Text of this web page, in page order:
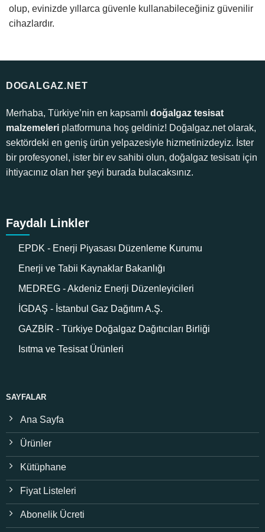
olup, evinizde yıllarca güvenle kullanabileceğiniz güvenilir
cihazlardır.
DOGALGAZ.NET
Merhaba, Türkiye’nin en kapsamlı doğalgaz tesisat
malzemeleriplatformuna hoş geldiniz! Doğalgaz.net olarak,
sektördeki en geniş ürün yelpazesiyle hizmetinizdeyiz. İster
bir profesyonel, ister bir ev sahibi olun, doğalgaz tesisatı için
ihtiyacınız olan her şeyi burada bulacaksınız.
Faydalı Linkler
EPDK - Enerji Piyasası Düzenleme Kurumu
Enerji ve Tabii Kaynaklar Bakanlığı
MEDREG - Akdeniz Enerji Düzenleyicileri
İGDAŞ - İstanbul Gaz Dağıtım A.Ş.
GAZBİR - Türkiye Doğalgaz Dağıtıcıları Birliği
Isıtma ve Tesisat Ürünleri
SAYFALAR
Ana Sayfa
Ürünler
Kütüphane
Fiyat Listeleri
Abonelik Ücreti